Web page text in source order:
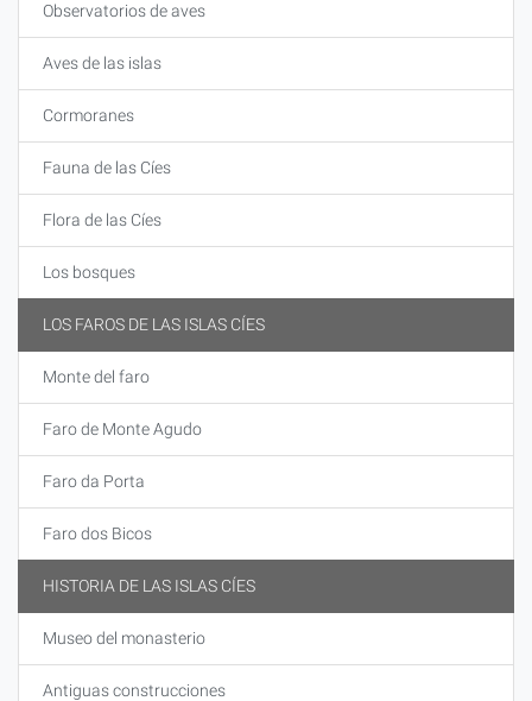
Observatorios de aves
Aves de las islas
Cormoranes
Fauna de las Cíes
Flora de las Cíes
Los bosques
LOS FAROS DE LAS ISLAS CÍES
Monte del faro
Faro de Monte Agudo
Faro da Porta
Faro dos Bicos
HISTORIA DE LAS ISLAS CÍES
Museo del monasterio
Antiguas construcciones